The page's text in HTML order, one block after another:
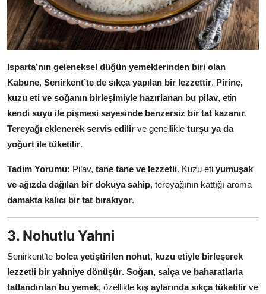
Isparta’nın geleneksel düğün yemeklerinden biri olan
Kabune, Senirkent’te de sıkça yapılan bir lezzettir. Pirinç,
kuzu eti ve soğanın birleşimiyle hazırlanan bu pilav, etin
kendi suyu ile pişmesi sayesinde benzersiz bir tat kazanır.
Tereyağı eklenerek servis edilir ve genellikle turşu ya da
yoğurt ile tüketilir.
Tadım Yorumu: Pilav, tane tane ve lezzetli. Kuzu eti yumuşak
ve ağızda dağılan bir dokuya sahip, tereyağının kattığı aroma
damakta kalıcı bir tat bırakıyor.
3. Nohutlu Yahni
Senirkent’te bolca yetiştirilen nohut, kuzu etiyle birleşerek
lezzetli bir yahniye dönüşür. Soğan, salça ve baharatlarla
tatlandırılan bu yemek, özellikle kış aylarında sıkça tüketilir ve